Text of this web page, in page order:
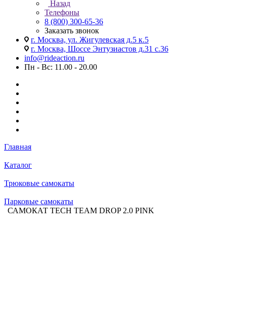
Назад
Телефоны
8 (800) 300-65-36
Заказать звонок
г. Москва, ул. Жигулевская д.5 к.5
г. Москва, Шоссе Энтузиастов д.31 с.36
info@rideaction.ru
Пн - Вс: 11.00 - 20.00
Главная
Каталог
Трюковые самокаты
Парковые самокаты
САМОКАТ TECH TEAM DROP 2.0 PINK